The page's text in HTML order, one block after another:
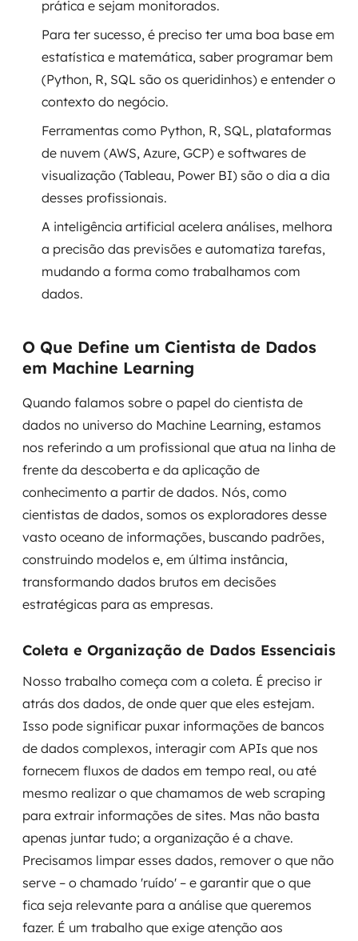
Sustentar operações com eficiência
Sustentação de aplicações
SRE / DevOps
Suporte a banco de dados
FinOps
Billing Cloud
Gestão de infraestrutura
Pentest
MSS
Consultoria de segurança
Simulação de Phishing
Segurança de aplicações e Cloud
prática e sejam monitorados.
Para ter sucesso, é preciso ter uma boa base em
estatística e matemática, saber programar bem
(Python, R, SQL são os queridinhos) e entender o
contexto do negócio.
Ferramentas como Python, R, SQL, plataformas
de nuvem (AWS, Azure, GCP) e softwares de
visualização (Tableau, Power BI) são o dia a dia
desses profissionais.
A inteligência artificial acelera análises, melhora
a precisão das previsões e automatiza tarefas,
mudando a forma como trabalhamos com
dados.
O Que Define um Cientista de Dados
em Machine Learning
Quando falamos sobre o papel do cientista de
dados no universo do Machine Learning, estamos
nos referindo a um profissional que atua na linha de
frente da descoberta e da aplicação de
conhecimento a partir de dados. Nós, como
cientistas de dados, somos os exploradores desse
vasto oceano de informações, buscando padrões,
construindo modelos e, em última instância,
transformando dados brutos em decisões
estratégicas para as empresas.
Coleta e Organização de Dados Essenciais
Nosso trabalho começa com a coleta. É preciso ir
atrás dos dados, de onde quer que eles estejam.
Isso pode significar puxar informações de bancos
de dados complexos, interagir com APIs que nos
fornecem fluxos de dados em tempo real, ou até
mesmo realizar o que chamamos de web scraping
para extrair informações de sites. Mas não basta
apenas juntar tudo; a organização é a chave.
Precisamos limpar esses dados, remover o que não
serve – o chamado 'ruído' – e garantir que o que
fica seja relevante para a análise que queremos
fazer. É um trabalho que exige atenção aos